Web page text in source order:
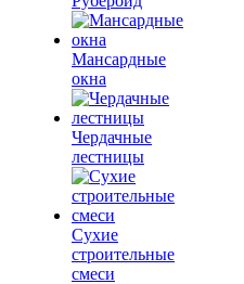
Мансардные
окна
Чердачные
лестницы
Сухие
строительные
смеси